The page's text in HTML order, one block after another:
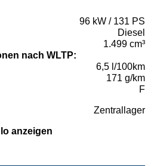
96 kW / 131 PS
Diesel
1.499 cm³
nach WLTP:
6,5 l/100km
171 g/km
F
Zentrallager
anzeigen